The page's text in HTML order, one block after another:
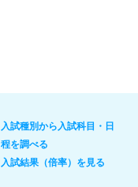
入試種別から入試科目・日
程を調べる
入試結果（倍率）を見る